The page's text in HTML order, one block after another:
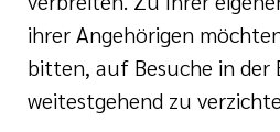
ihrer Angehörigen
bitten, auf Besuche in der
weitestgehend zu